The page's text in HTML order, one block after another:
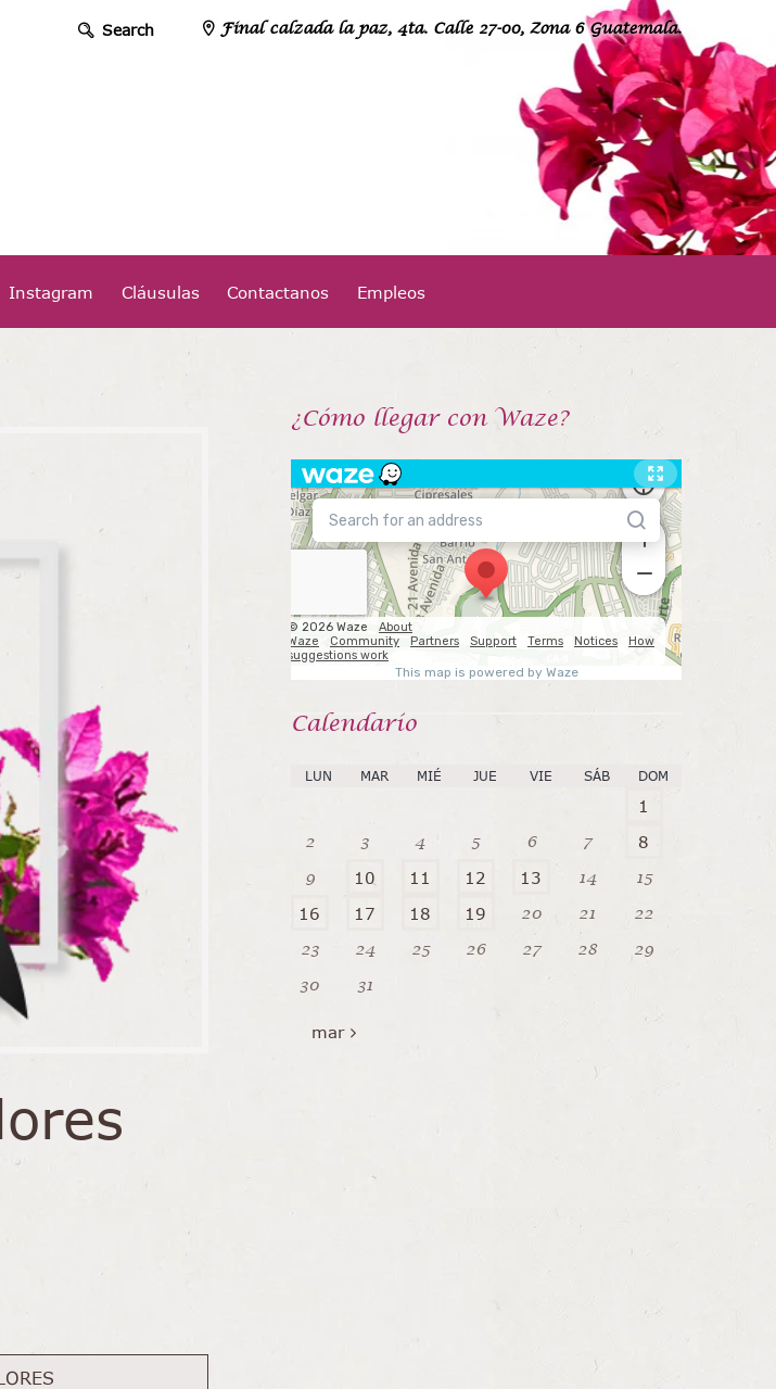
Final calzada la paz, 4ta. Calle 27-00, Zona 6 Guatemala.
Instagram Cláusulas Contactanos Empleos
¿Cómo llegar con Waze?
Calendarío
LUN MAR MIÉ JUE VIE SÁB DOM
1
2 3 4 5 6 7 8
9 10 11 12 13 14 15
16 17 18 19 20 21
22
23
24 25 26 27 28
29
30
31
mar